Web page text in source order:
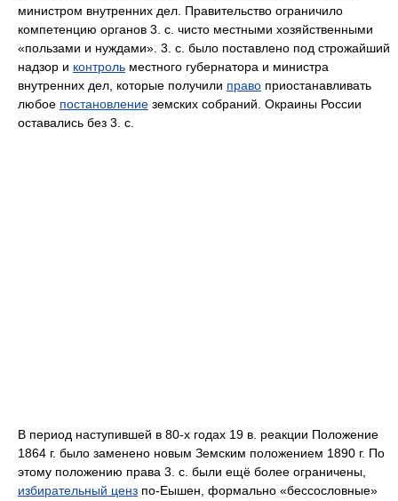
министром внутренних дел. Правительство ограничило
компетенцию органов 3. с. чисто местными хозяйственными
«пользами и нуждами». 3. с. было поставлено под строжайший
надзор и контроль местного губернатора и министра
внутренних дел, которые получили право приостанавливать
любое постановление земских собраний. Окраины России
оставались без 3. с.
В период наступившей в 80-х годах 19 в. реакции Положение
1864 г. было заменено новым Земским положением 1890 г. По
этому положению права 3. с. были ещё более ограничены,
избирательный ценз по-Еышен, формально «бессословные»